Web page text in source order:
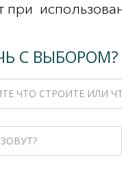
при
С ВЫБОРОМ?